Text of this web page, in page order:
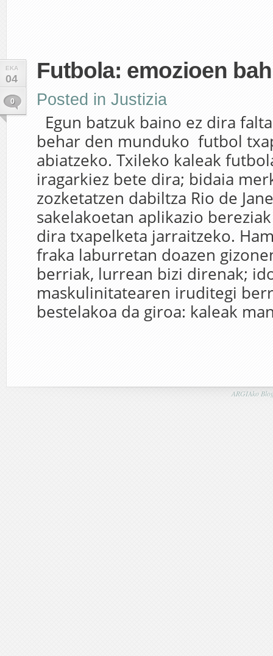
EKA
04
0
Futbola: emozioen
Posted in Justizia
Egun batzuk baino ez dira
behar den munduko futbol
abiatzeko. Txileko kaleak
iragarkiez bete dira; bidaia
zozketatzen dabiltza Rio de
sakelakoetan aplikazio
dira txapelketa jarraitzeko.
fraka laburretan doazen
berriak, lurrean bizi direnak;
maskulinitatearen iruditegi
bestelakoa da giroa: kaleak
ARGIAko